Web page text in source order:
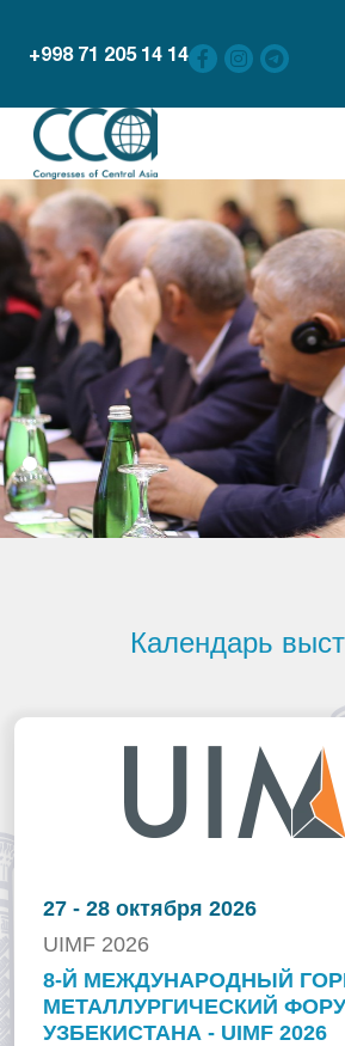
+998 71 205 14 14
Календарь
27 - 28 октября 2026
UIMF 2026
8-Й МЕЖДУНАРОДНЫЙ
МЕТАЛЛУРГИЧЕСКИЙ
УЗБЕКИСТАНА - UIMF 2026